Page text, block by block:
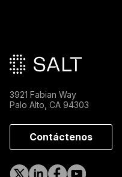
3921 Fabian Way
Palo Alto, CA 94303
Contáctenos